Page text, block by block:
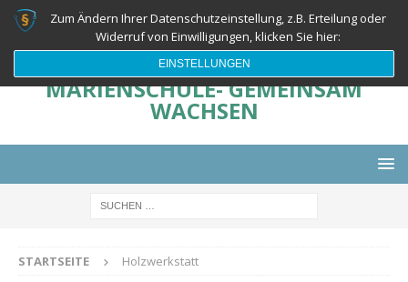
MARIENSCHULE- GEMEINSAM
WACHSEN
STARTSEITE Holzwerkstatt
Zum Ändern Ihrer Datenschutzeinstellung, z.B. Erteilung oder
Widerruf von Einwilligungen, klicken Sie hier:
EINSTELLUNGEN